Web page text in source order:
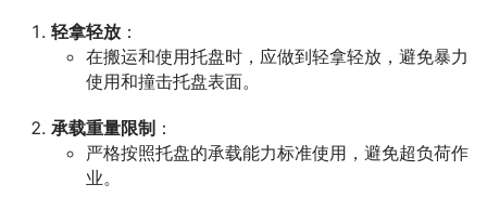
轻拿轻放 ：
在搬运和使用托盘时，应做到轻拿轻放，避免暴力
使用和撞击托盘表面。
承载重量限制 ：
严格按照托盘的承载能力标准使用，避免超负荷作
业。